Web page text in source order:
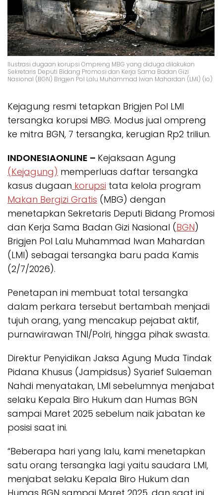
Ilustrasi dugaan korupsi Ompreng MBG yang diduga dilakukan
Sekretaris Deputi Bidang Promosi dan Kerja Sama Badan Gizi
Nasional (BGN) Brigjen Pol Lalu Muhammad Iwan Mahardan (LMI) (io)
Kejagung resmi tetapkan Brigjen Pol LMI
tersangka korupsi MBG. Modus jual ompreng
ke mitra BGN, 7 tersangka, kerugian Rp2 triliun.
INDONESIAONLINE – Kejaksaan Agung
(Kejagung) memperluas daftar tersangka
kasus dugaan korupsi tata kelola program
Makan Bergizi Gratis (MBG) dengan
menetapkan Sekretaris Deputi Bidang Promosi
dan Kerja Sama Badan Gizi Nasional (BGN)
Brigjen Pol Lalu Muhammad Iwan Mahardan
(LMI) sebagai tersangka baru pada Kamis
(2/7/2026).
Penetapan ini membuat total tersangka
dalam perkara tersebut bertambah menjadi
tujuh orang, yang mencakup pejabat aktif,
purnawirawan TNI/Polri, hingga pihak swasta.
Direktur Penyidikan Jaksa Agung Muda Tindak
Pidana Khusus (Jampidsus) Syarief Sulaeman
Nahdi menyatakan, LMI sebelumnya menjabat
selaku Kepala Biro Hukum dan Humas BGN
sampai Maret 2025 sebelum naik jabatan ke
posisi saat ini.
“Beberapa hari yang lalu, kami menetapkan
satu orang tersangka lagi yaitu saudara LMI,
menjabat selaku Kepala Biro Hukum dan